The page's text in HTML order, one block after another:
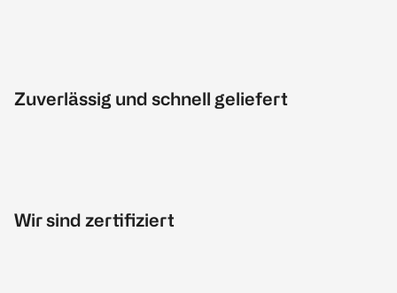
Zuverlässig und schnell geliefert
Wir sind zertifiziert